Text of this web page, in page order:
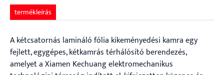
termékleírás
A kétcsatornás lamináló fólia kikeményedési kamra egy
fejlett, egygépes, kétkamrás térhálósító berendezés,
amelyet a Xiamen Kechuang elektromechanikus